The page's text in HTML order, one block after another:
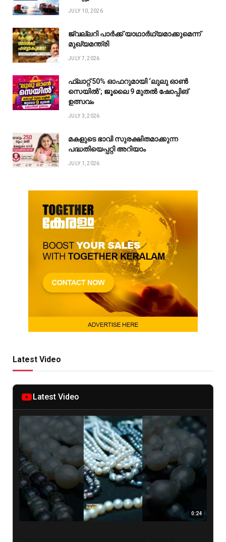
JULY 10, 2026
ജ്വല്ലറി പാർക്ക് യാഥാർഥ്യമാക്കുമെന്ന്
മുഖ്യമന്ത്രി
JULY 7, 2026
ഫ്ലാറ്റ് 50% ഓഫറുമായി ‘ലുലു ഓൺ
സെയിൽ’; ജൂലൈ 9 മുതൽ ഷോപ്പിങ്
ഉത്സവം
JULY 3, 2026
മകളുടെ ഭാവി സുരക്ഷിതമാക്കുന്ന
പദ്ധതിയെപ്പറ്റി അറിയാം
JULY 1, 2026
Latest Video
Latest Video
0:24